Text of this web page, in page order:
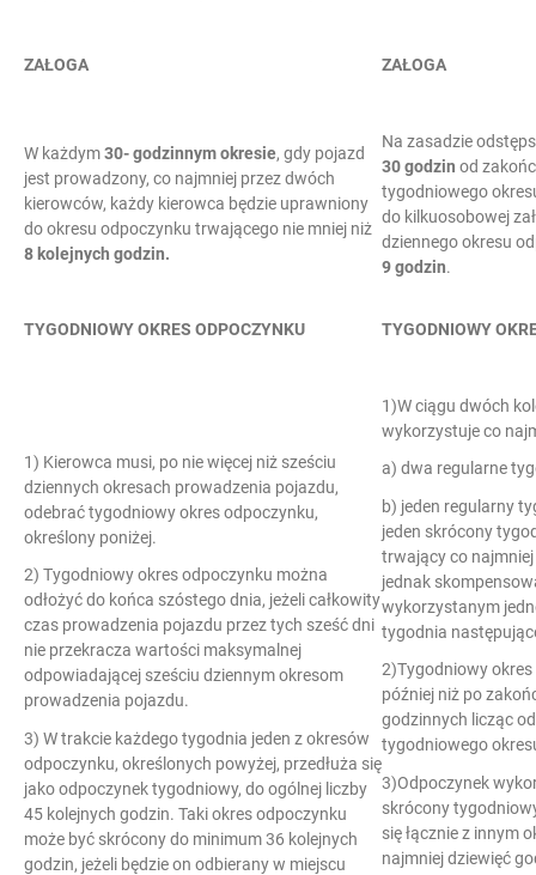
ZAŁOGA ZAŁOGA
W każdym30- godzinnym okresie, gdy pojazd
jest prowadzony, co najmniej przez dwóch
kierowców, każdy kierowca będzie uprawniony
do okresu odpoczynku trwającego nie mniej niż
8 kolejnych godzin.
Na zasadzie
30 godzin od
tygodniowego
do kilkuosobowej
dziennego okresu
9 godzin.
TYGODNIOWY OKRES ODPOCZYNKU TYGODNIOWY
1) Kierowca musi, po nie więcej niż sześciu
dziennych okresach prowadzenia pojazdu,
odebrać tygodniowy okres odpoczynku,
określony poniżej.
2) Tygodniowy okres odpoczynku można
odłożyć do końca szóstego dnia, jeżeli całkowity
czas prowadzenia pojazdu przez tych sześć dni
nie przekracza wartości maksymalnej
odpowiadającej sześciu dziennym okresom
prowadzenia pojazdu.
3) W trakcie każdego tygodnia jeden z okresów
odpoczynku, określonych powyżej, przedłuża się
jako odpoczynek tygodniowy, do ogólnej liczby
45 kolejnych godzin. Taki okres odpoczynku
może być skrócony do minimum 36 kolejnych
godzin, jeżeli będzie on odbierany w miejscu
1)W ciągu dwóch
wykorzystuje co
a) dwa regularne
b) jeden regularny
jeden skrócony
trwający co
jednak
wykorzystanym
tygodnia
2)Tygodniowy
później niż po
godzinnych licząc
tygodniowego
3)Odpoczynek
skrócony
się łącznie z innym
najmniej dziewięć